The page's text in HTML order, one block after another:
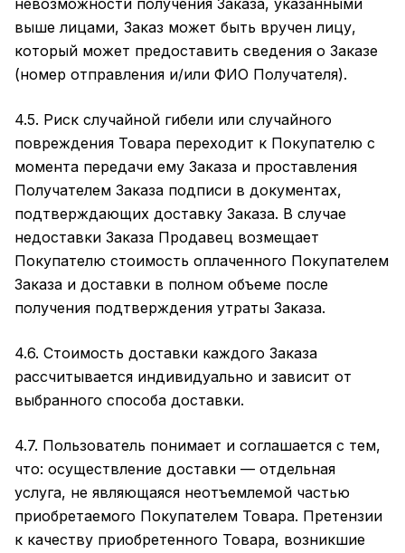
невозможности получения Заказа, указанными
выше лицами, Заказ может быть вручен лицу,
который может предоставить сведения о Заказе
(номер отправления и/или ФИО Получателя).
4.5. Риск случайной гибели или случайного
повреждения Товара переходит к Покупателю с
момента передачи ему Заказа и проставления
Получателем Заказа подписи в документах,
подтверждающих доставку Заказа. В случае
недоставки Заказа Продавец возмещает
Покупателю стоимость оплаченного Покупателем
Заказа и доставки в полном объеме после
получения подтверждения утраты Заказа.
4.6. Стоимость доставки каждого Заказа
рассчитывается индивидуально и зависит от
выбранного способа доставки.
4.7. Пользователь понимает и соглашается с тем,
что: осуществление доставки — отдельная
услуга, не являющаяся неотъемлемой частью
приобретаемого Покупателем Товара. Претензии
к качеству приобретенного Товара, возникшие